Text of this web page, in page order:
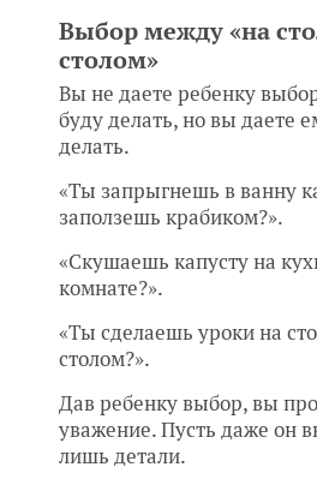
Выбор между «на
столом»
Вы не даете ребенку
буду делать, но вы даете
делать.
«Ты запрыгнешь в ванну
заползешь крабиком?».
«Скушаешь капусту на
комнате?».
«Ты сделаешь уроки на
столом?».
Дав ребенку выбор, вы
уважение. Пусть даже он
лишь детали.